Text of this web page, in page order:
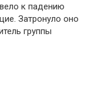
к падению
Затронуло оно
группы